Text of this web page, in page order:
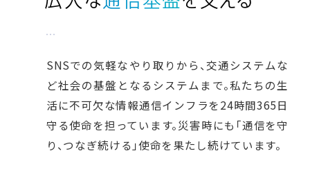
SNSでの気軽なやり取りから、交通システムな
ど社会の基盤となるシステムまで。私たちの生
活に不可欠な情報通信インフラを24時間365日
守る使命を担っています。災害時にも「通信を守
り、つなぎ続ける」使命を果たし続けています。